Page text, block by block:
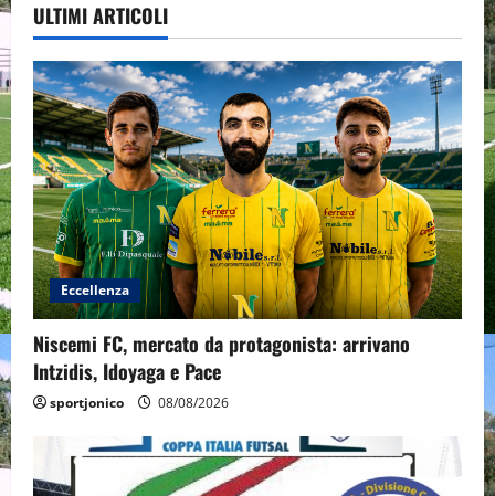
ULTIMI ARTICOLI
Eccellenza
Niscemi FC, mercato da protagonista: arrivano
Intzidis, Idoyaga e Pace
sportjonico 08/08/2026